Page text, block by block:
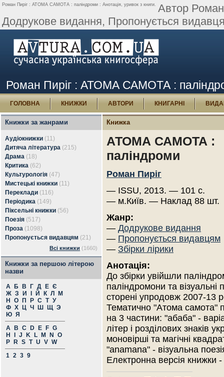
Роман Пиріг : АТОМА САМОТА : паліндроми : Анотація, уривок з книги. Автор
Додрукове видання, Пропонується
Роман Пиріг : АТОМА САМОТА :
ГОЛОВНА КНИЖКИ АВТОРИ КНИГАРНІ
Книжки за жанрами
Аудіокнижки (11)
Дитяча література (215)
Драма (18)
Критика (62)
Культурологія (47)
Мистецькі книжки (11)
Переклади (116)
Періодика (149)
Піксельні книжки (56)
Поезія (517)
Проза (1098)
Пропонується видавцям (21)
Всі книжки (1660)
Книжки за першою літерою
назви
А Б В Г Д Е Є
Ж З И Й К Л
М
Н
О П Р С Т У
Ф Х Ц Ч Ш Щ Э
Ю Я
A
B C D E F G
H
J K L M N
O
P
R S T U V W
1 2 3 9
Книжка
АТОМА САМОТА :
паліндроми
Роман Пиріг
— ISSU, 2013. — 101 с.
— м.Київ. — Наклад 88 шт.
Жанр:
— Додрукове видання
— Пропонується видавцям
— Збірки лірики
Анотація:
До збірки увійшли
паліндромони та візуальні
сторені упродовж 2007-13
Тематично "Атома самота"
на 3 частини: "абаба" -
літер і розділових знаків
моновірші та магічні
"anamana" - візуальна
Електронна версія книжки